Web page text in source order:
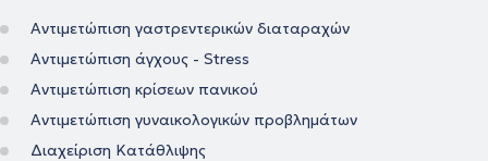
Αντιμετώπιση γαστρεντερικών διαταραχών
Αντιμετώπιση άγχους - Stress
Αντιμετώπιση κρίσεων πανικού
Αντιμετώπιση γυναικολογικών προβλημάτων
Διαχείριση Κατάθλιψης